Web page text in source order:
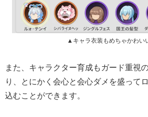
▲キャラ衣装もめちゃかわい
また、キャラクター育成もガード重視
り、とにかく会心と会心ダメを盛って
込むことができます。